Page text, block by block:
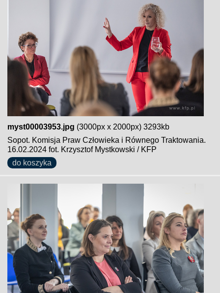
myst00003953.jpg (3000px x 2000px) 3293kb
Sopot. Komisja Praw Człowieka i Równego Traktowania.
16.02.2024 fot. Krzysztof Mystkowski / KFP
do koszyka